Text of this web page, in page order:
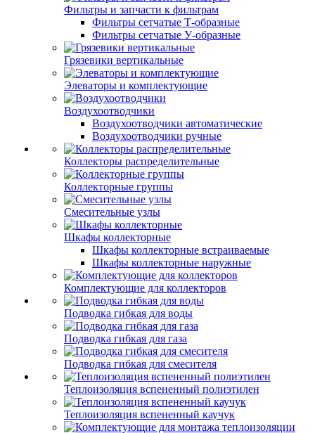
Фильтры и запчасти к фильтрам
Фильтры сетчатые Т-образные
Фильтры сетчатые У-образные
Грязевики вертикальные
Элеваторы и комплектующие
Воздухоотводчики
Воздухоотводчики автоматические
Воздухоотводчики ручные
Коллекторы распределительные
Коллекторные группы
Смесительные узлы
Шкафы коллекторные
Шкафы коллекторные встраиваемые
Шкафы коллекторные наружные
Комплектующие для коллекторов
Подводка гибкая для воды
Подводка гибкая для газа
Подводка гибкая для смесителя
Теплоизоляция вспененный полиэтилен
Теплоизоляция вспененный каучук